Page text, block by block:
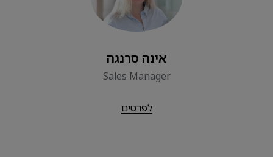
אינה סרנגה
Sales Manager
לפרטים